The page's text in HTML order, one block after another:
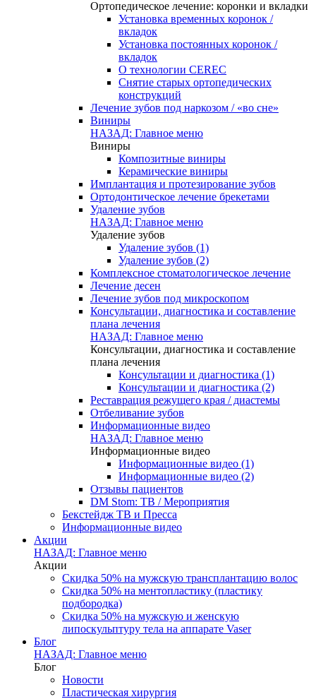
Ортопедическое лечение: коронки и вкладки
Установка временных коронок /
вкладок
Установка постоянных коронок /
вкладок
О технологии CEREC
Снятие старых ортопедических
конструкций
Лечение зубов под наркозом / «во сне»
Виниры
НАЗАД: Главное меню
Виниры
Композитные виниры
Керамические виниры
Имплантация и протезирование зубов
Ортодонтическое лечение брекетами
Удаление зубов
НАЗАД: Главное меню
Удаление зубов
Удаление зубов (1)
Удаление зубов (2)
Комплексное стоматологическое лечение
Лечение десен
Лечение зубов под микроскопом
Консультации, диагностика и составление
плана лечения
НАЗАД: Главное меню
Консультации, диагностика и составление
плана лечения
Консультации и диагностика (1)
Консультации и диагностика (2)
Реставрация режущего края / диастемы
Отбеливание зубов
Информационные видео
НАЗАД: Главное меню
Информационные видео
Информационные видео (1)
Информационные видео (2)
Отзывы пациентов
DM Stom: ТВ / Мероприятия
Бекстейдж ТВ и Пресса
Информационные видео
Акции
НАЗАД: Главное меню
Акции
Скидка 50% на мужскую трансплантацию волос
Скидка 50% на ментопластику (пластику
подбородка)
Скидка 50% на мужскую и женскую
липоскульптуру тела на аппарате Vaser
Блог
НАЗАД: Главное меню
Блог
Новости
Пластическая хирургия